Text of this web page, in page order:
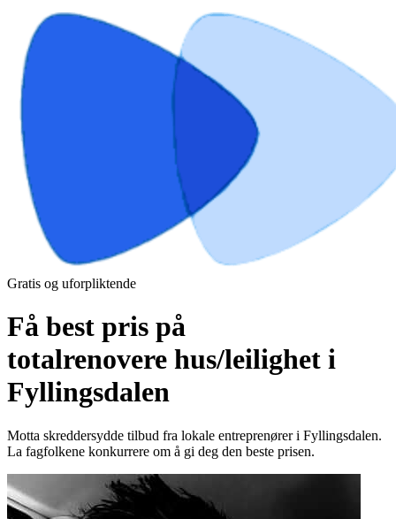
Gratis og uforpliktende
Få best pris på
totalrenovere hus/leilighet i
Fyllingsdalen
Motta skreddersydde tilbud fra lokale entreprenører i Fyllingsdalen.
La fagfolkene konkurrere om å gi deg den beste prisen.